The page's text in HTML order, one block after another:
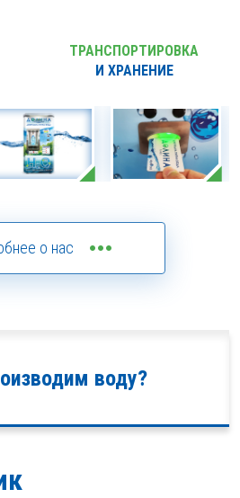
ТРАНСПОРТИРОВКА
И ХРАНЕНИЕ
о нас more_horiz
воду?